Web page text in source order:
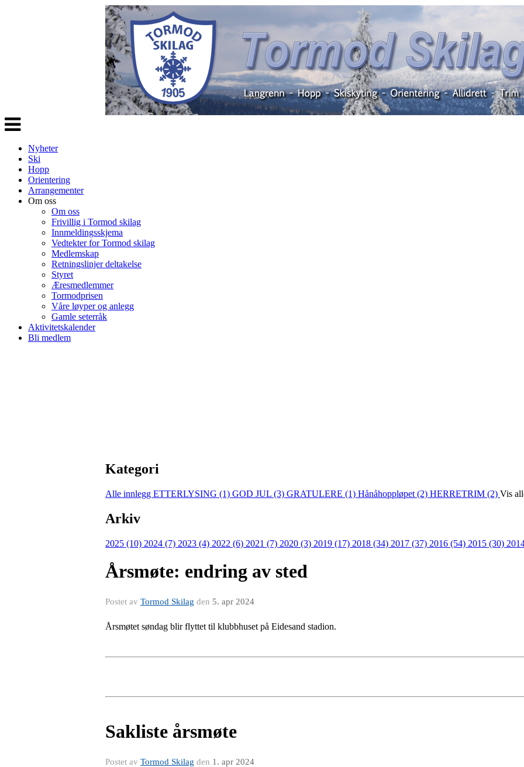
Veksle
navigasjon
Nyheter
Ski
Hopp
Orientering
Arrangementer
Om oss
Om oss
Frivillig i Tormod skilag
Innmeldingsskjema
Vedtekter for Tormod skilag
Medlemskap
Retningslinjer deltakelse
Styret
Æresmedlemmer
Tormodprisen
Våre løyper og anlegg
Gamle seterråk
Aktivitetskalender
Bli medlem
Kategori
Alle innlegg ETTERLYSING (1) GOD JUL (3) GRATULERE (1) Hånåhoppløpet (2) HERRETRIM (2) Vis
Arkiv
2025 (10) 2024 (7) 2023 (4) 2022 (6) 2021 (7) 2020 (3) 2019 (17) 2018 (34) 2017 (37) 2016 (54) 2015 (30)
Årsmøte: endring av sted
Postet av Tormod Skilag den 5. apr 2024
Årsmøtet søndag blir flyttet til klubbhuset på Eidesand stadion.
Sakliste årsmøte
Postet av Tormod Skilag den 1. apr 2024